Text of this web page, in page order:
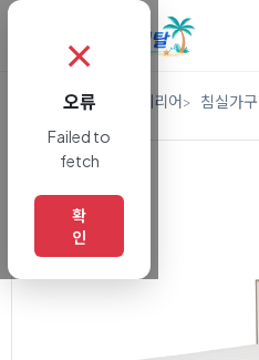
렌탈 가구/인테리어 침실가구
✗
오류
Failed to
fetch
확
인